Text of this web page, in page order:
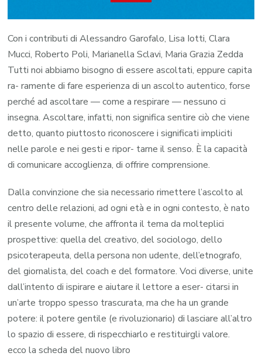
Con i contributi di Alessandro Garofalo, Lisa Iotti, Clara
Mucci, Roberto Poli, Marianella Sclavi, Maria Grazia Zedda
Tutti noi abbiamo bisogno di essere ascoltati, eppure capita
ra- ramente di fare esperienza di un ascolto autentico, forse
perché ad ascoltare — come a respirare — nessuno ci
insegna. Ascoltare, infatti, non significa sentire ciò che viene
detto, quanto piuttosto riconoscere i significati impliciti
nelle parole e nei gesti e ripor- tarne il senso. È la capacità
di comunicare accoglienza, di offrire comprensione.
Dalla convinzione che sia necessario rimettere l’ascolto al
centro delle relazioni, ad ogni età e in ogni contesto, è nato
il presente volume, che affronta il tema da molteplici
prospettive: quella del creativo, del sociologo, dello
psicoterapeuta, della persona non udente, dell’etnografo,
del giornalista, del coach e del formatore. Voci diverse, unite
dall’intento di ispirare e aiutare il lettore a eser- citarsi in
un’arte troppo spesso trascurata, ma che ha un grande
potere: il potere gentile (e rivoluzionario) di lasciare all’altro
lo spazio di essere, di rispecchiarlo e restituirgli valore.
ecco la scheda del nuovo libro